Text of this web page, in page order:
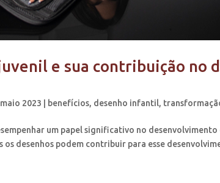
e sua contribuição no
2023 benefícios, desenho infantil,
um papel significativo no desenvolvimento
os desenhos podem contribuir para esse